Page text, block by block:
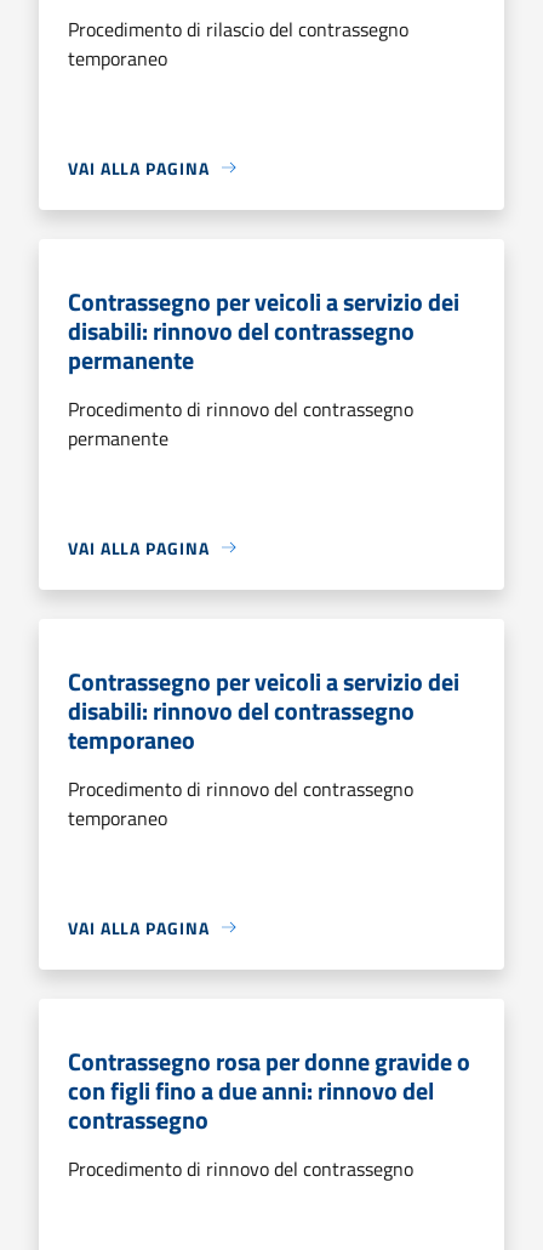
Procedimento di rilascio del contrassegno
temporaneo
VAI ALLA PAGINA
Contrassegno per veicoli a servizio dei
disabili: rinnovo del contrassegno
permanente
Procedimento di rinnovo del contrassegno
permanente
VAI ALLA PAGINA
Contrassegno per veicoli a servizio dei
disabili: rinnovo del contrassegno
temporaneo
Procedimento di rinnovo del contrassegno
temporaneo
VAI ALLA PAGINA
Contrassegno rosa per donne gravide o
con figli fino a due anni: rinnovo del
contrassegno
Procedimento di rinnovo del contrassegno